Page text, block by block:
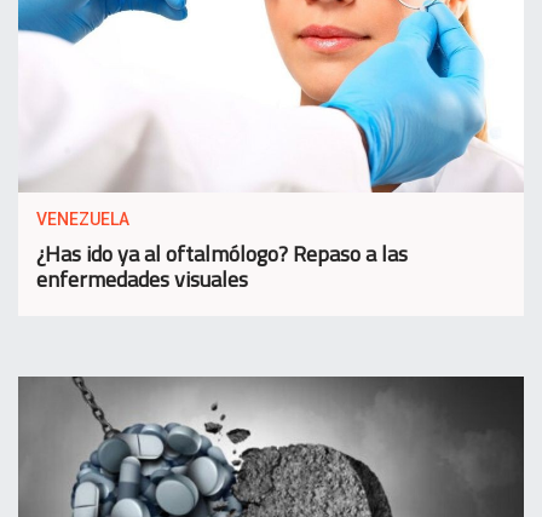
VENEZUELA
¿Has ido ya al oftalmólogo? Repaso a las
enfermedades visuales